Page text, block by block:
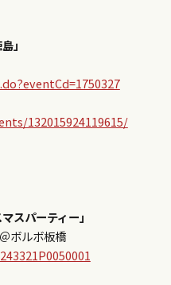
」
132015924119615/
スパーティー」
ボルボ板橋